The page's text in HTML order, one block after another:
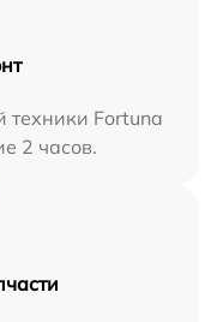
техники Fortuna
2 часов.